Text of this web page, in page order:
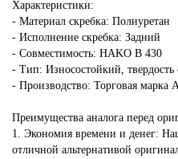
Характеристики:
- Материал скребка: Полиуретан
- Исполнение скребка: Задний
- Совместимость: HAKO В 430
- Тип: Износостойкий,
- Производство: Торговая марка
Преимущества аналога перед
1. Экономия времени и денег:
отличной альтернативой